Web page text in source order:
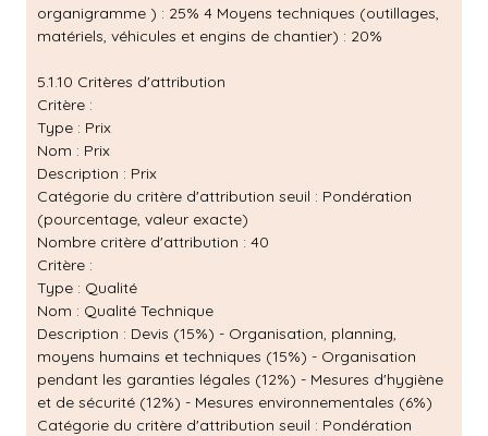
organigramme ) : 25% 4 Moyens techniques (outillages,
matériels, véhicules et engins de chantier) : 20%
5.1.10 Critères d'attribution
Critère :
Type : Prix
Nom : Prix
Description : Prix
Catégorie du critère d'attribution seuil : Pondération
(pourcentage, valeur exacte)
Nombre critère d'attribution : 40
Critère :
Type : Qualité
Nom : Qualité Technique
Description : Devis (15%) - Organisation, planning,
moyens humains et techniques (15%) - Organisation
pendant les garanties légales (12%) - Mesures d'hygiène
et de sécurité (12%) - Mesures environnementales (6%)
Catégorie du critère d'attribution seuil : Pondération